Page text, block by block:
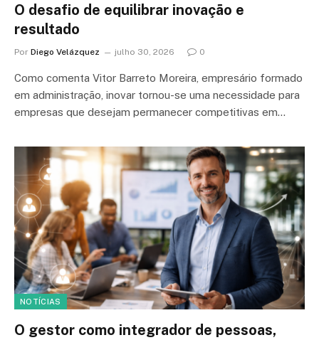
O desafio de equilibrar inovação e
resultado
Por Diego Velázquez julho 30, 2026 0
Como comenta Vitor Barreto Moreira, empresário formado
em administração, inovar tornou-se uma necessidade para
empresas que desejam permanecer competitivas em…
NOTÍCIAS
O gestor como integrador de pessoas,